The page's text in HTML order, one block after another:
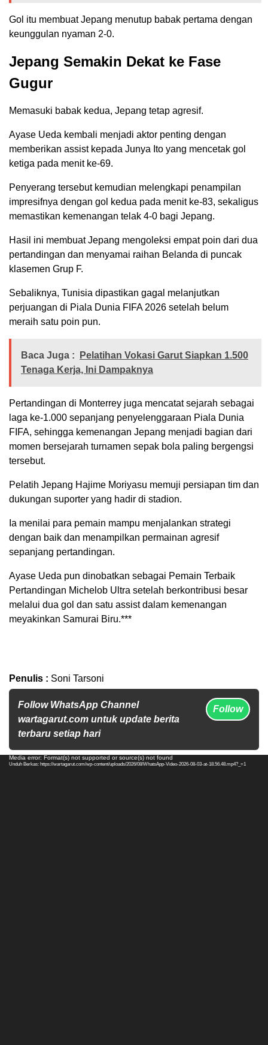
Gol itu membuat Jepang menutup babak pertama dengan
keunggulan nyaman 2-0.
Jepang Semakin Dekat ke Fase
Gugur
Memasuki babak kedua, Jepang tetap agresif.
Ayase Ueda kembali menjadi aktor penting dengan
memberikan assist kepada Junya Ito yang mencetak gol
ketiga pada menit ke-69.
Penyerang tersebut kemudian melengkapi penampilan
impresifnya dengan gol kedua pada menit ke-83, sekaligus
memastikan kemenangan telak 4-0 bagi Jepang.
Hasil ini membuat Jepang mengoleksi empat poin dari dua
pertandingan dan menyamai raihan Belanda di puncak
klasemen Grup F.
Sebaliknya, Tunisia dipastikan gagal melanjutkan
perjuangan di Piala Dunia FIFA 2026 setelah belum
meraih satu poin pun.
Baca Juga :
Pelatihan Vokasi Garut Siapkan 1.500
Tenaga Kerja, Ini Dampaknya
Pertandingan di Monterrey juga mencatat sejarah sebagai
laga ke-1.000 sepanjang penyelenggaraan Piala Dunia
FIFA, sehingga kemenangan Jepang menjadi bagian dari
momen bersejarah turnamen sepak bola paling bergengsi
tersebut.
Pelatih Jepang Hajime Moriyasu memuji persiapan tim dan
dukungan suporter yang hadir di stadion.
Ia menilai para pemain mampu menjalankan strategi
dengan baik dan menampilkan permainan agresif
sepanjang pertandingan.
Ayase Ueda pun dinobatkan sebagai Pemain Terbaik
Pertandingan Michelob Ultra setelah berkontribusi besar
melalui dua gol dan satu assist dalam kemenangan
meyakinkan Samurai Biru.***
Penulis : Soni Tarsoni
Follow WhatsApp Channel
wartagarut.com untuk update berita
terbaru setiap hari
Follow
Pemutar
Video
Media error: Format(s) not supported or source(s) not found
Unduh Berkas: https://wartagarut.com/wp-content/uploads/2026/08/WhatsApp-Video-2026-08-03-at-18.56.48.mp4?_=1